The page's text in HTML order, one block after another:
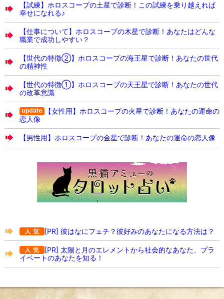
【試練】ホロスコープの土星で診断！この試練を乗り越えれば
幸せになれる♪
【仕事について】ホロスコープの木星で診断！あなたはどんな
職業で成功しやすい？
【世代の特徴②】ホロスコープの海王星で診断！あなたの世代
の精神性
【世代の特徴①】ホロスコープの天王星で診断！あなたの世代
の改革意識
【女性用】ホロスコープの火星で診断！あなたの運命の
恋人像
【男性用】ホロスコープの金星で診断！あなたの運命の恋人像
[PR] 彼はなにフェチ？彼好みのあなたになる方法は？
[PR] 太陽と月のエレメントから社会的なあなた、プラ
イベートのあなたを知る！